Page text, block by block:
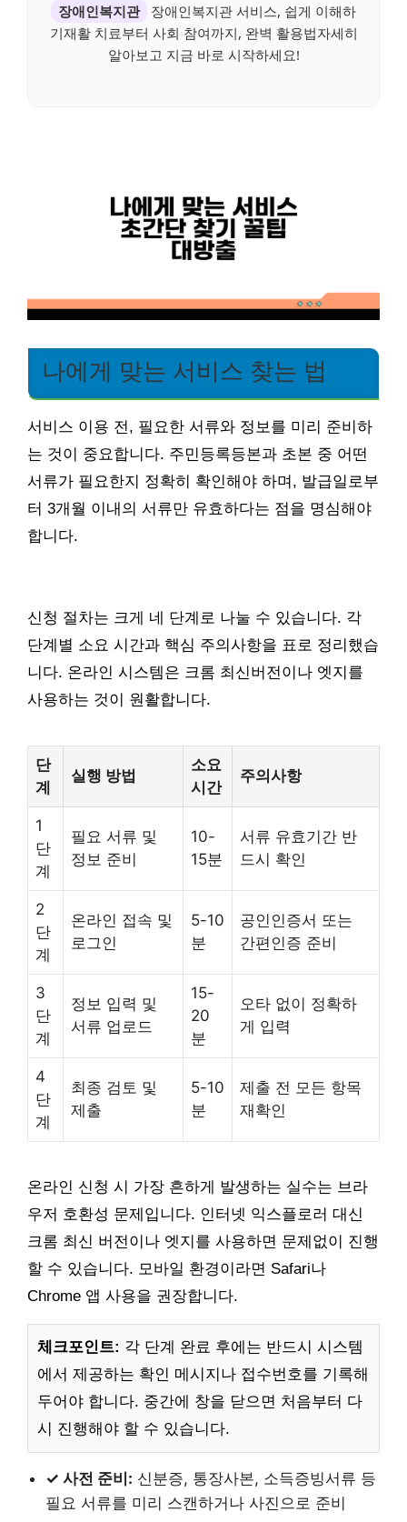
장애인복지관
장애인복지관 서비스, 쉽게 이해하
기재활 치료부터 사회 참여까지, 완벽 활용법자세히
알아보고 지금 바로 시작하세요!
나에게 맞는 서비스 찾는 법
서비스 이용 전, 필요한 서류와 정보를 미리 준비하
는 것이 중요합니다. 주민등록등본과 초본 중 어떤
서류가 필요한지 정확히 확인해야 하며, 발급일로부
터 3개월 이내의 서류만 유효하다는 점을 명심해야
합니다.
신청 절차는 크게 네 단계로 나눌 수 있습니다. 각
단계별 소요 시간과 핵심 주의사항을 표로 정리했습
니다. 온라인 시스템은 크롬 최신버전이나 엣지를
사용하는 것이 원활합니다.
단
계
실행 방법
소요
시간
주의사항
1
단
계
필요 서류 및
정보 준비
10-
15분
서류 유효기간 반
드시 확인
2
단
계
온라인 접속 및
로그인
5-10
분
공인인증서 또는
간편인증 준비
3
단
계
정보 입력 및
서류 업로드
15-
20
분
오타 없이 정확하
게 입력
4
단
계
최종 검토 및
제출
5-10
분
제출 전 모든 항목
재확인
온라인 신청 시 가장 흔하게 발생하는 실수는 브라
우저 호환성 문제입니다. 인터넷 익스플로러 대신
크롬 최신 버전이나 엣지를 사용하면 문제없이 진행
할 수 있습니다. 모바일 환경이라면 Safari나
Chrome 앱 사용을 권장합니다.
체크포인트: 각 단계 완료 후에는 반드시 시스템
에서 제공하는 확인 메시지나 접수번호를 기록해
두어야 합니다. 중간에 창을 닫으면 처음부터 다
시 진행해야 할 수 있습니다.
✓ 사전 준비: 신분증, 통장사본, 소득증빙서류 등
필요 서류를 미리 스캔하거나 사진으로 준비